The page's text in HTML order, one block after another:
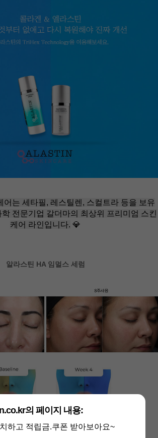
어는 세타필, 레스틸렌, 스컬트라 등을 보유
전문기업 갈더마의 최상위 프리미엄 스킨
케어 라인입니다. 💎
알라스틴 HA 임멀스 세럼
의 페이지 내용:
하고 적립금.쿠폰 받아보아요~